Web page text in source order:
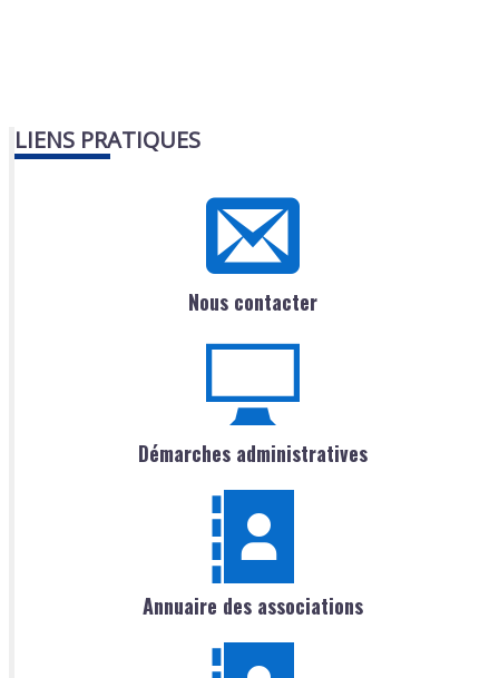
LIENS PRATIQUES
Nous contacter
Démarches administratives
Annuaire des associations